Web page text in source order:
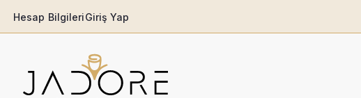
Hesap BilgileriGiriş Yap